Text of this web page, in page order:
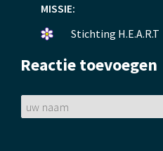
MISSIE:
Een
gelegd.
Stichting H.E.A.R.T
Reactie toevoegen